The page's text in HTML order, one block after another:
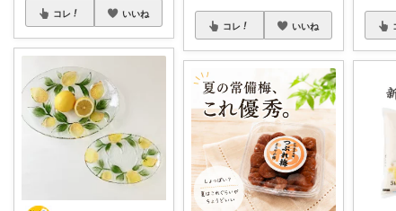
コレ いいね
コレ いいね